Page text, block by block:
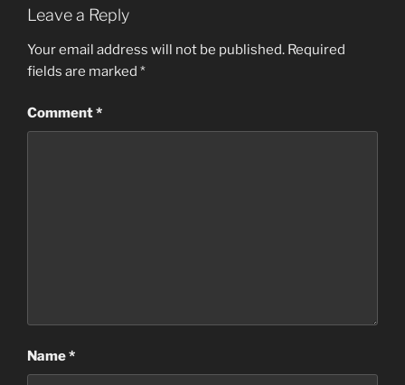
Leave a Reply
Your email address will not be published. Required
fields are marked *
Comment*
Name*